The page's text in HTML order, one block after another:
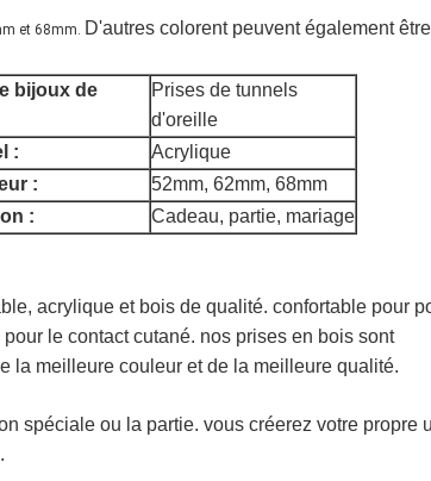
et 68mm. D'autres colorent peuvent également être
bijoux de
Prises de tunnels
d'oreille
:
Acrylique
:
52mm, 62mm, 68mm
: Cadeau, partie, mariage
acrylique et bois de qualité. confortable pour
le contact cutané. nos prises en bois sont
la meilleure couleur et de la meilleure qualité.
spéciale ou la partie. vous créerez votre propre